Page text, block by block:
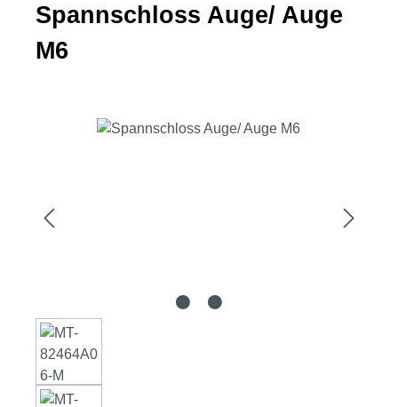
Spannschloss Auge/ Auge
M6
Bildergalerie überspringen